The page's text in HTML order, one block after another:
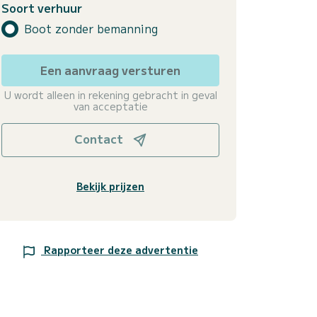
Soort verhuur
Boot zonder bemanning
Een aanvraag versturen
U wordt alleen in rekening gebracht in geval
van acceptatie
Contact
Bekijk prijzen
Rapporteer deze advertentie